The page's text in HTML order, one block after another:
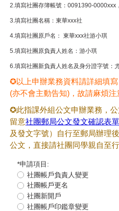
2.填寫社團存簿帳號：0091390-0000xxx
3.填寫社團名稱：東華xxx社
4.填寫社團原戶名： 東華xxx社游小琪
5.填寫社團原負責人姓名：游小琪
6.填寫社團新負責人姓名及身分證字號：
✪以上申辦業務資料請詳細填
(亦不會主動告知)，故請麻煩注
✪此指課外組公文申辦業務，
留意社團郵局公文發文確認表單
及發文字號）自行至郵局辦理
公文，直接請社團同學親自至
*申請項目:
社團帳戶負責人變更
社團帳戶更名
社團新開戶
社團帳戶印鑑章變更